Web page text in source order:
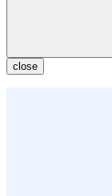
close